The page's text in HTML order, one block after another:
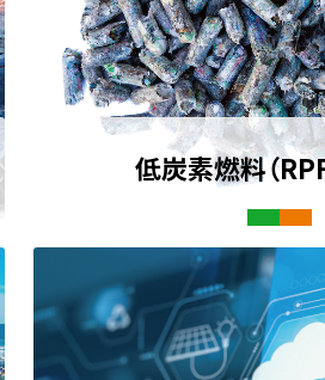
低炭素燃料（